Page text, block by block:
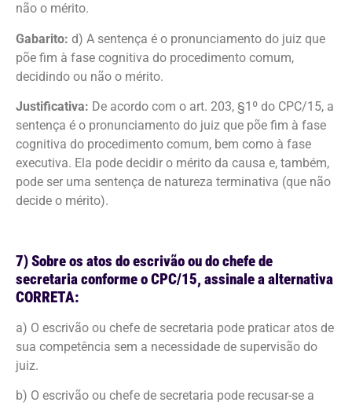
não o mérito.
Gabarito: d) A sentença é o pronunciamento do juiz que
põe fim à fase cognitiva do procedimento comum,
decidindo ou não o mérito.
Justificativa: De acordo com o art. 203, §1º do CPC/15, a
sentença é o pronunciamento do juiz que põe fim à fase
cognitiva do procedimento comum, bem como à fase
executiva. Ela pode decidir o mérito da causa e, também,
pode ser uma sentença de natureza terminativa (que não
decide o mérito).
7) Sobre os atos do escrivão ou do chefe de
secretaria conforme o CPC/15, assinale a alternativa
CORRETA:
a) O escrivão ou chefe de secretaria pode praticar atos de
sua competência sem a necessidade de supervisão do
juiz.
b) O escrivão ou chefe de secretaria pode recusar-se a